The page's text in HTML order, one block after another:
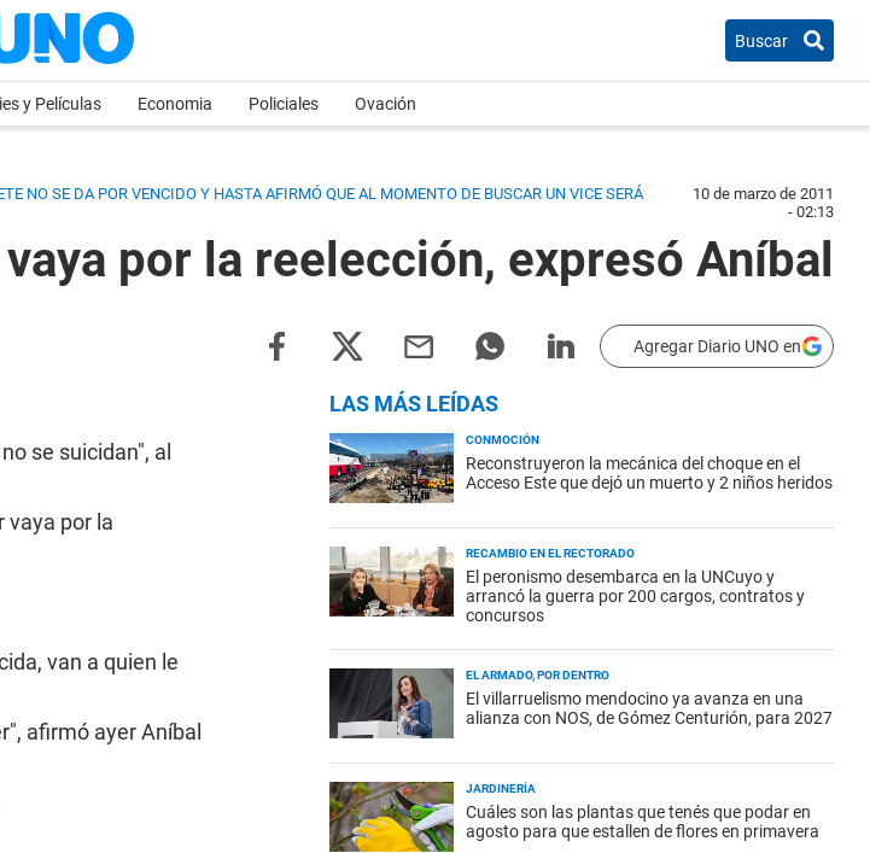
Buscar
y Películas Economia Policiales Ovación
NO SE DA POR VENCIDO Y HASTA AFIRMÓ QUE AL MOMENTO DE BUSCAR UN VICE SERÁ
10 de marzo de 2011
- 02:13
por la reelección, expresó Aníbal
Agregar Diario UNO en
se suicidan", al
vaya por la
van a quien le
afirmó ayer Aníbal
LAS MÁS LEÍDAS
CONMOCIÓN
Reconstruyeron la mecánica del choque en el
Acceso Este que dejó un muerto y 2 niños heridos
RECAMBIO EN EL RECTORADO
El peronismo desembarca en la UNCuyo y
arrancó la guerra por 200 cargos, contratos y
concursos
EL ARMADO, POR DENTRO
El villarruelismo mendocino ya avanza en una
alianza con NOS, de Gómez Centurión, para 2027
JARDINERÍA
Cuáles son las plantas que tenés que podar en
agosto para que estallen de flores en primavera